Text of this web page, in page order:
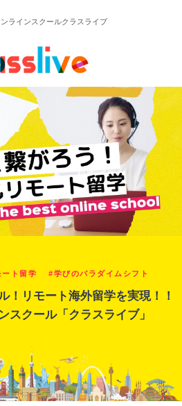
ラインスクールクラスライブ
ト留学 #学びのパラダイムシフト
！リモート海外留学を実現！！
スクール「クラスライブ」